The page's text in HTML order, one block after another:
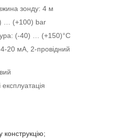
зонду: 4 м
… (+100) bar
(-40) … (+150)°C
20 мА, 2-провідний
конструкцію;